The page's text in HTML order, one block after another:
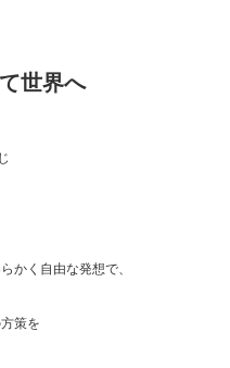
世界へ
かく自由な発想で、
策を